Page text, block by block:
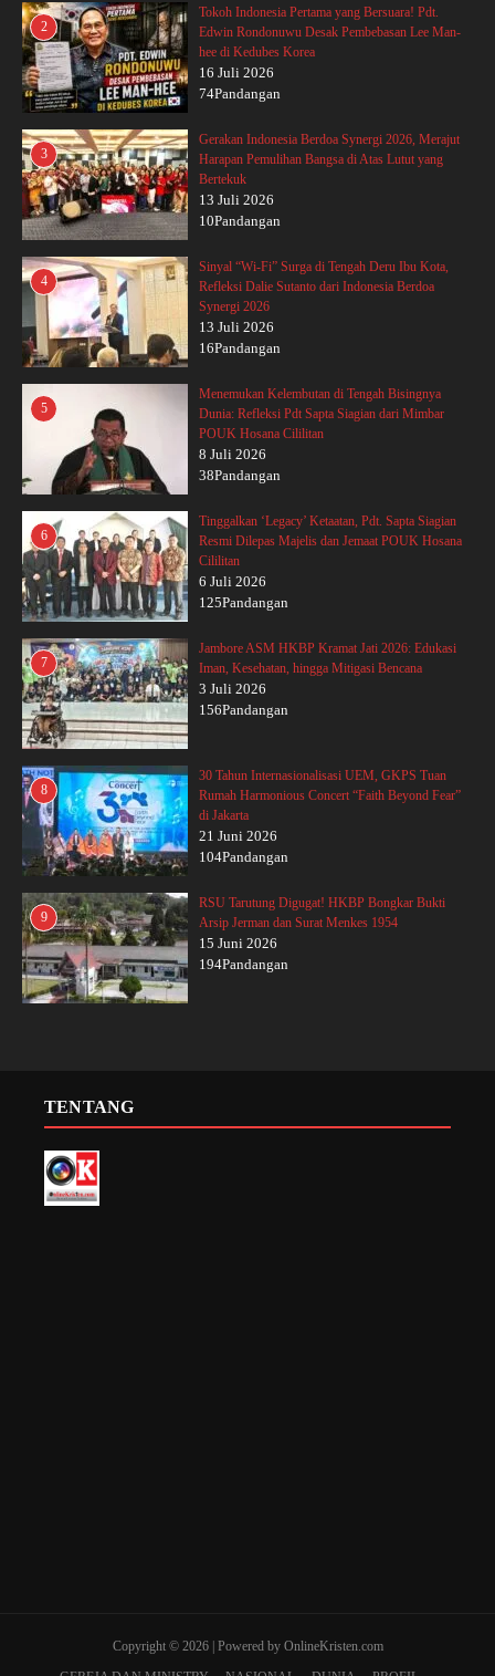
2
Tokoh Indonesia Pertama yang Bersuara! Pdt.
Edwin Rondonuwu Desak Pembebasan Lee Man-
hee di Kedubes Korea
16 Juli 2026
74Pandangan
3
Gerakan Indonesia Berdoa Synergi 2026, Merajut
Harapan Pemulihan Bangsa di Atas Lutut yang
Bertekuk
13 Juli 2026
10Pandangan
4
Sinyal “Wi-Fi” Surga di Tengah Deru Ibu Kota,
Refleksi Dalie Sutanto dari Indonesia Berdoa
Synergi 2026
13 Juli 2026
16Pandangan
5
Menemukan Kelembutan di Tengah Bisingnya
Dunia: Refleksi Pdt Sapta Siagian dari Mimbar
POUK Hosana Cililitan
8 Juli 2026
38Pandangan
6
Tinggalkan ‘Legacy’ Ketaatan, Pdt. Sapta Siagian
Resmi Dilepas Majelis dan Jemaat POUK Hosana
Cililitan
6 Juli 2026
125Pandangan
7
Jambore ASM HKBP Kramat Jati 2026: Edukasi
Iman, Kesehatan, hingga Mitigasi Bencana
3 Juli 2026
156Pandangan
8
30 Tahun Internasionalisasi UEM, GKPS Tuan
Rumah Harmonious Concert “Faith Beyond Fear”
di Jakarta
21 Juni 2026
104Pandangan
9
RSU Tarutung Digugat! HKBP Bongkar Bukti
Arsip Jerman dan Surat Menkes 1954
15 Juni 2026
194Pandangan
TENTANG
Copyright © 2026 | Powered by OnlineKristen.com